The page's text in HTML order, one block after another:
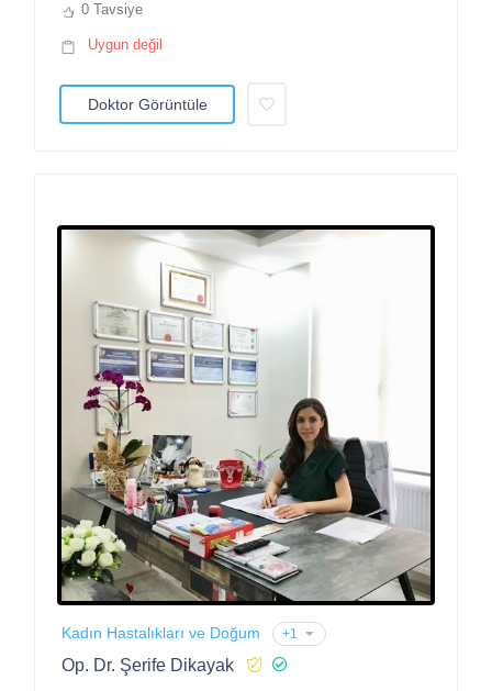
0 Tavsiye
Uygun değil
Doktor Görüntüle
Kadın Hastalıkları ve Doğum +1
Op. Dr. Şerife Dikayak